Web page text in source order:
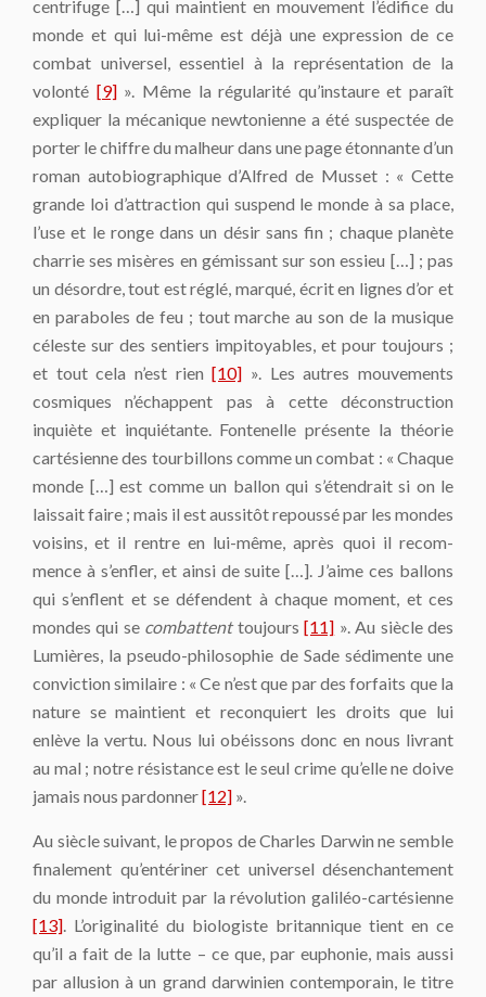
centrifuge […] qui maintient en mouvement l’édifice du
monde et qui lui-même est déjà une expression de ce
combat universel, essentiel à la représentation de la
volonté [9]». Même la régularité qu’instaure et paraît
expliquer la mécanique newtonienne a été suspectée de
porter le chiffre du malheur dans une page étonnante d’un
roman autobiographique d’Alfred de Musset : « Cette
grande loi d’attraction qui suspend le monde à sa place,
l’use et le ronge dans un désir sans fin ; chaque planète
charrie ses misères en gémissant sur son essieu […] ; pas
un désordre, tout est réglé, marqué, écrit en lignes d’or et
en paraboles de feu ; tout marche au son de la musique
céleste sur des sentiers impitoyables, et pour toujours ;
et tout cela n’est rien[10] ». Les autres mouvements
cosmiques n’échappent pas à cette déconstruction
inquiète et inquiétante. Fontenelle présente la théorie
cartésienne des tourbillons comme un combat : « Chaque
monde […] est comme un ballon qui s’étendrait si on le
laissait faire ; mais il est aussitôt repoussé par les mondes
voisins, et il rentre en lui-même, après quoi il recom­
mence à s’enfler, et ainsi de suite […]. J’aime ces ballons
qui s’enflent et se défendent à chaque moment, et ces
mondes qui se combattenttoujours[11] ». Au siècle des
Lumières, la pseudo-philosophie de Sade sédimente une
conviction similaire : « Ce n’est que par des forfaits que la
nature se maintient et reconquiert les droits que lui
enlève la vertu. Nous lui obéissons donc en nous livrant
au mal ; notre ré­sistance est le seul crime qu’elle ne doive
jamais nous pardonner[12] ».
Au siècle suivant, le propos de Charles Darwin ne semble
finalement qu’entériner cet universel désenchantement
du monde introduit par la révolution galiléo-cartésienne
[13]. L’originalité du biologiste britannique tient en ce
qu’il a fait de la lutte – ce que, par euphonie, mais aussi
par allusion à un grand darwinien contemporain, le titre